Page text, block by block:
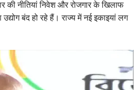
की नीतियां निवेश और रोजगार के खिलाफ
बंद हो रहे हैं। राज्य में नई इकाइयां लग